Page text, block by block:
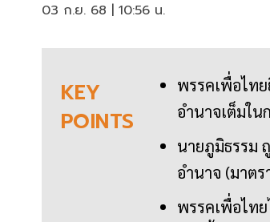
03 ก.ย. 68 | 10:56 น.
KEY
POINTS
พรรคเพื่อไท
อำนาจเต็มใ
นายภูมิธรรม
อำนาจ (มาต
พรรคเพื่อไท